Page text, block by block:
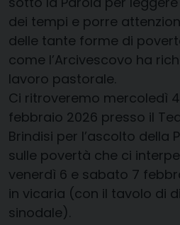
dei tempi e porre
delle tante forme di
come l’Arcivescovo ha
lavoro pastorale.
Ci ritroveremo mercoledì
febbraio 2026 presso il
Brindisi per l’ascolto della
sulle povertà che ci
venerdì 6 e sabato 7
in vicaria (con il tavolo di
sinodale).